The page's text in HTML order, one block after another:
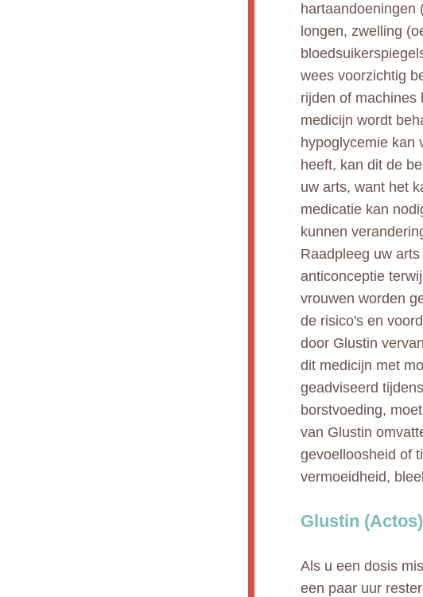
hartaandoeningen
longen, zwelling
wees voorzichtig
rijden of machines
medicijn wordt
hypoglycemie kan
heeft, kan dit de
uw arts, want het
medicatie kan
kunnen
Raadpleeg uw
anticonceptie
vrouwen worden
de risico's en
door Glustin
dit medicijn met
geadviseerd
borstvoeding,
van Glustin
gevoelloosheid of
vermoeidheid,
Glustin
Als u een dosis
een paar uur